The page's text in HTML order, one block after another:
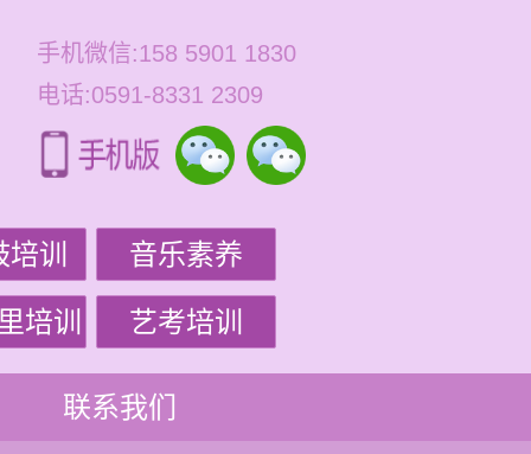
手机微信:158 5901 1830
电话:0591-8331 2309
训 音乐素养
培训 艺考培训
联系我们